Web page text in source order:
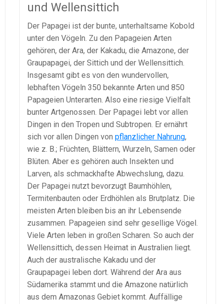
und Wellensittich
Der Papagei ist der bunte, unterhaltsame Kobold
unter den Vögeln. Zu den Papageien Arten
gehören, der Ara, der Kakadu, die Amazone, der
Graupapagei, der Sittich und der Wellensittich.
Insgesamt gibt es von den wundervollen,
lebhaften Vögeln 350 bekannte Arten und 850
Papageien Unterarten. Also eine riesige Vielfalt
bunter Artgenossen. Der Papagei lebt vor allen
Dingen in den Tropen und Subtropen. Er ernährt
sich vor allen Dingen von pflanzlicher Nahrung,
wie z. B.; Früchten, Blättern, Wurzeln, Samen oder
Blüten. Aber es gehören auch Insekten und
Larven, als schmackhafte Abwechslung, dazu.
Der Papagei nutzt bevorzugt Baumhöhlen,
Termitenbauten oder Erdhöhlen als Brutplatz. Die
meisten Arten bleiben bis an ihr Lebensende
zusammen. Papageien sind sehr gesellige Vögel.
Viele Arten leben in großen Scharen. So auch der
Wellensittich, dessen Heimat in Australien liegt.
Auch der australische Kakadu und der
Graupapagei leben dort. Während der Ara aus
Südamerika stammt und die Amazone natürlich
aus dem Amazonas Gebiet kommt. Auffällige